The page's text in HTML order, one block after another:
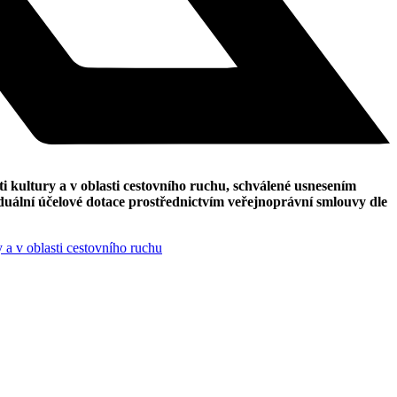
a v oblasti cestovního ruchu, schválené usnesením
účelové dotace prostřednictvím veřejnoprávní smlouvy dle
v oblasti cestovního ruchu